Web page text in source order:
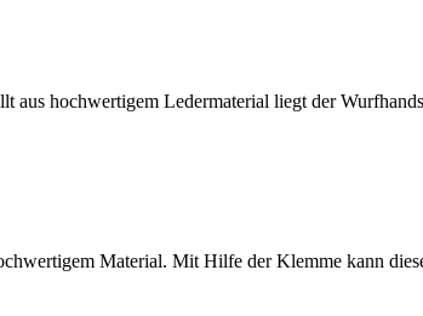
hochwertigem Ledermaterial liegt der
Material. Mit Hilfe der Klemme kann